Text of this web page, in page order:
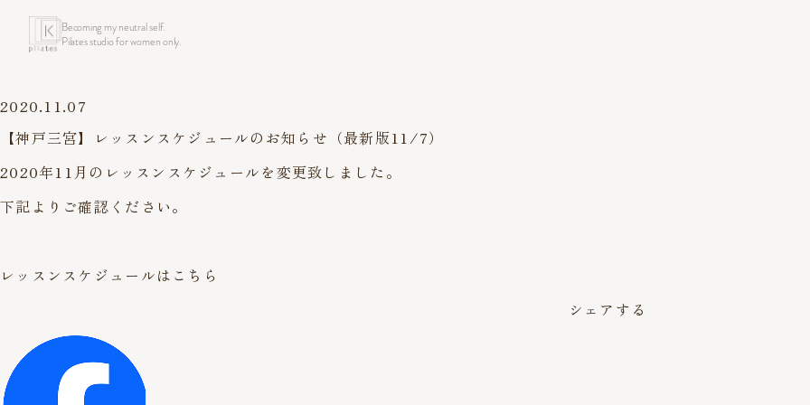
Becoming my neutral self.
Pilates studio for women only.
2020.11.07
【神戸三宮】レッスンスケジュールのお知らせ（最新版11/7）
2020年11月のレッスンスケジュールを変更致しました。
下記よりご確認ください。
レッスンスケジュールはこちら
シェアする